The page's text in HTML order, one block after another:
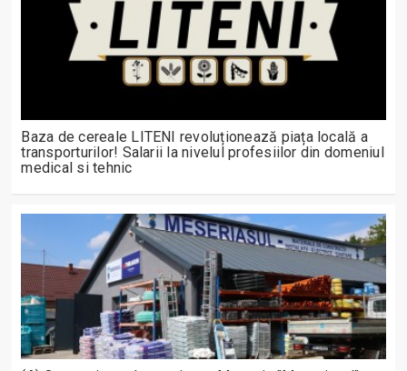
Baza de cereale LITENI revoluționează piața locală a
transporturilor! Salarii la nivelul profesiilor din domeniul
medical si tehnic